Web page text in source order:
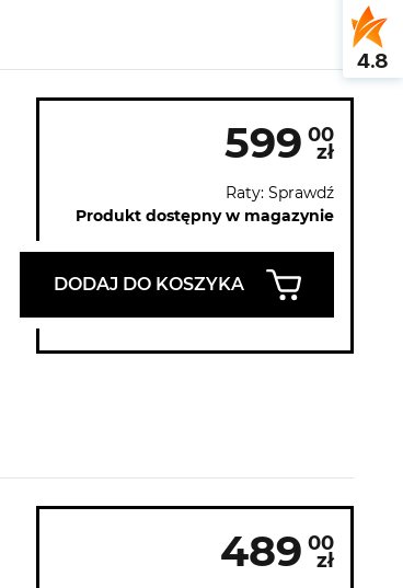
599 00
zł
Raty: Sprawdź
Produkt dostępny w magazynie
DODAJ DO KOSZYKA
489 00
zł
4.8